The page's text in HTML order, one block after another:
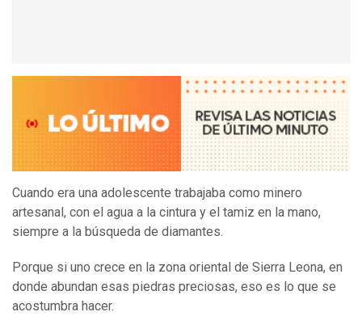
Cuando era una adolescente trabajaba como minero
artesanal, con el agua a la cintura y el tamiz en la mano,
siempre a la búsqueda de diamantes.
Porque si uno crece en la zona oriental de Sierra Leona, en
donde abundan esas piedras preciosas, eso es lo que se
acostumbra hacer.